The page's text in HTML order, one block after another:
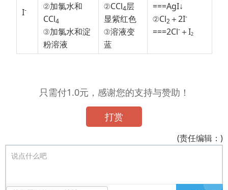
I-
②加氯水和
CCl4
③加氯水和淀
粉溶液
②CCl4层
显紫红色
③溶液变
蓝
===AgI↓
②Cl2 ＋2I-
===2Cl-＋I2
只需付1.0元，感谢您的支持与赞助！
打赏
(责任编辑：)
说点什么吧